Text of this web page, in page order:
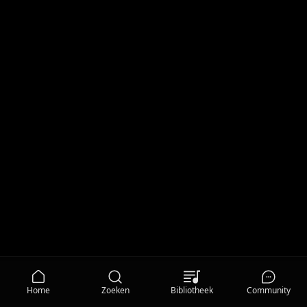
Home Zoeken Bibliotheek Community